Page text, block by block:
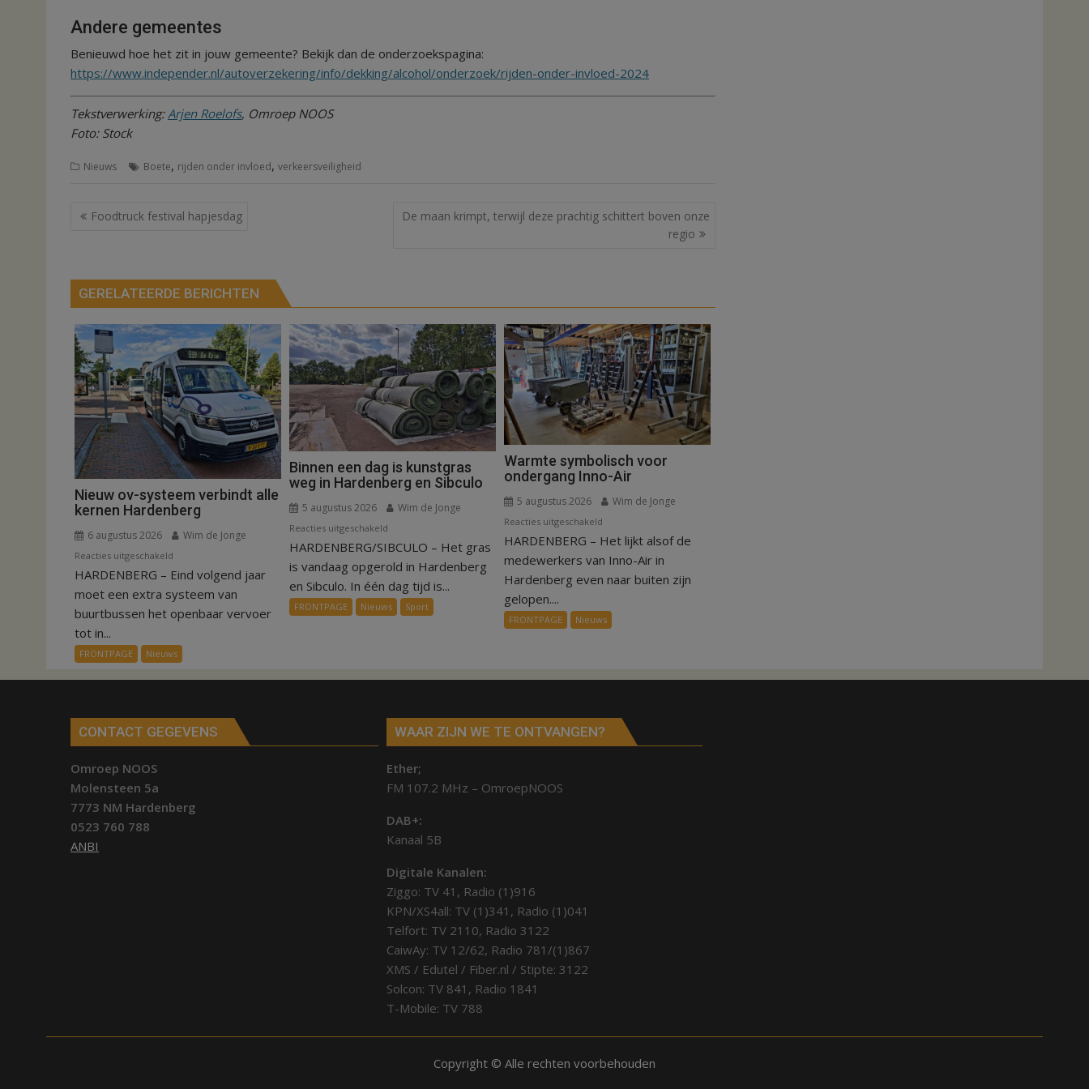
Andere gemeentes
Benieuwd hoe het zit in jouw gemeente? Bekijk dan de onderzoekspagina:
https://www.independer.nl/autoverzekering/info/dekking/alcohol/onderzoek/rijden-onder-invloed-2024
Tekstverwerking: Arjen Roelofs, Omroep NOOS
Foto: Stock
Nieuws Boete, rijden onder invloed, verkeersveiligheid
Bericht
Foodtruck festival hapjesdag
De maan krimpt, terwijl deze prachtig schittert boven onze
regio
GERELATEERDE BERICHTEN
Nieuw ov-systeem verbindt alle
kernen Hardenberg
6 augustus 2026 Wim de Jonge
Reacties uitgeschakeld
Nieuw
ov-
systeem
alle
kernen
Hardenberg
HARDENBERG – Eind volgend jaar
moet een extra systeem van
buurtbussen het openbaar vervoer
tot in...
FRONTPAGE Nieuws
Binnen een dag is kunstgras
weg in Hardenberg en Sibculo
5 augustus 2026 Wim de Jonge
Reacties uitgeschakeld
Binnen
een
dag
is
kunstgras
HARDENBERG/SIBCULO – Het gras
is vandaag opgerold in Hardenberg
en Sibculo. In één dag tijd is...
FRONTPAGE Nieuws Sport
Warmte symbolisch voor
ondergang Inno-Air
5 augustus 2026 Wim de Jonge
Reacties uitgeschakeld
Warmte
symbolisch
Inno-
Air
HARDENBERG – Het lijkt alsof de
medewerkers van Inno-Air in
Hardenberg even naar buiten zijn
gelopen....
FRONTPAGE Nieuws
CONTACT GEGEVENS
Omroep NOOS
Molensteen 5a
7773 NM Hardenberg
0523 760 788
ANBI
WAAR ZIJN WE TE ONTVANGEN?
Ether;
FM 107.2 MHz – OmroepNOOS
DAB+:
Kanaal 5B
Digitale Kanalen:
Ziggo: TV 41, Radio (1)916
KPN/XS4all: TV (1)341, Radio (1)041
Telfort: TV 2110, Radio 3122
CaiwAy: TV 12/62, Radio 781/(1)867
XMS / Edutel / Fiber.nl / Stipte: 3122
Solcon: TV 841, Radio 1841
T-Mobile: TV 788
Copyright © Alle rechten voorbehouden